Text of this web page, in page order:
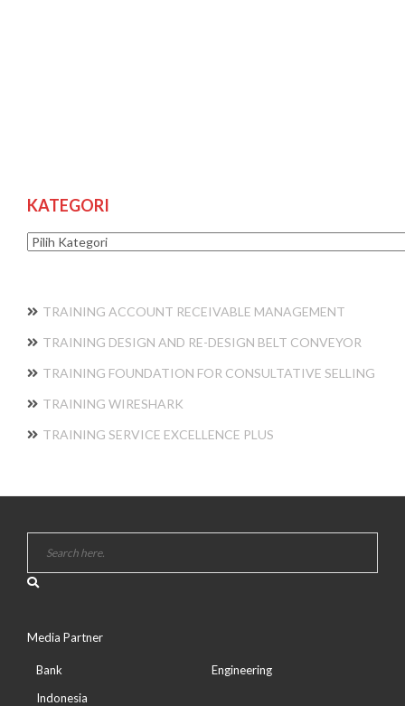
KATEGORI
Kategori
TRAINING ACCOUNT RECEIVABLE MANAGEMENT
TRAINING DESIGN AND RE-DESIGN BELT CONVEYOR
TRAINING FOUNDATION FOR CONSULTATIVE SELLING
TRAINING WIRESHARK
TRAINING SERVICE EXCELLENCE PLUS
Media Partner
Bank
Indonesia
Engineering